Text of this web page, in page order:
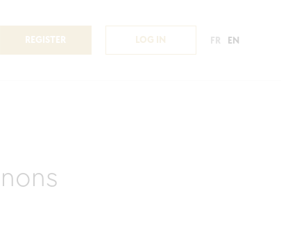
REGISTER LOG IN FR EN